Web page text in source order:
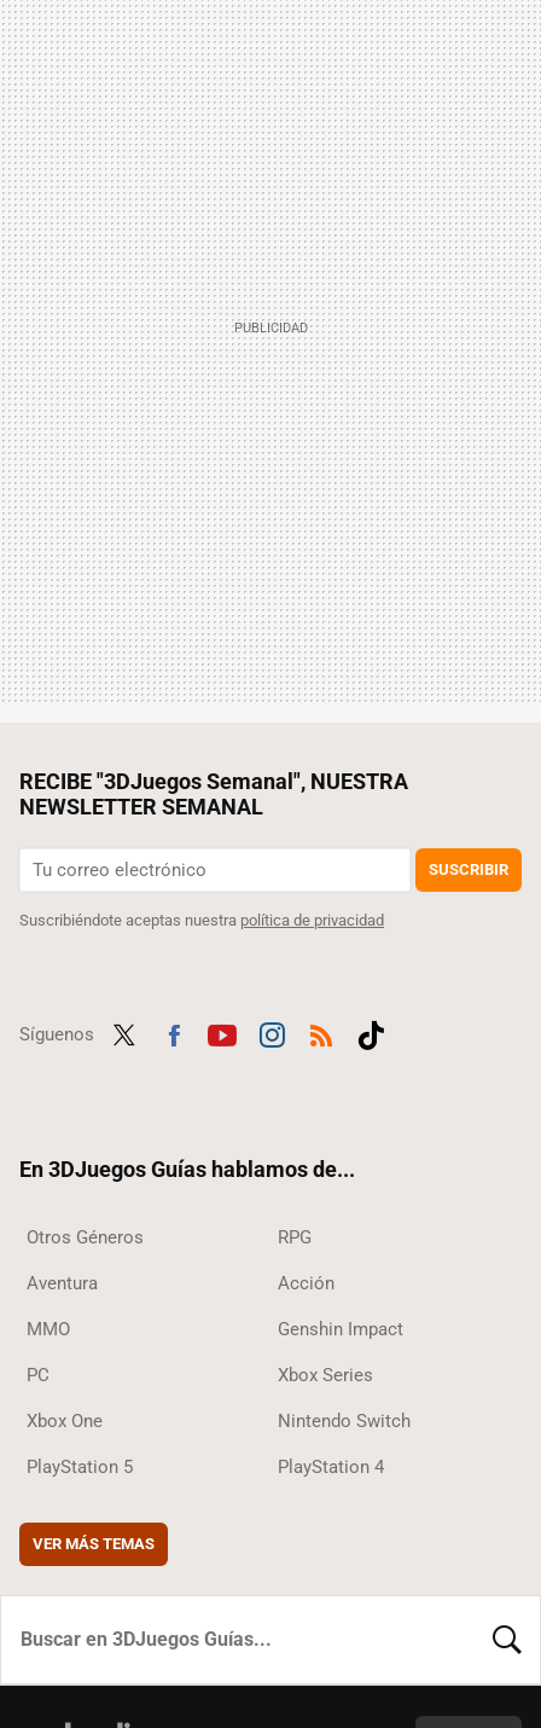
RECIBE "3DJuegos Semanal", NUESTRA
NEWSLETTER SEMANAL
SUSCRIBIR
Suscribiéndote aceptas nuestra política de privacidad
Síguenos
En 3DJuegos Guías hablamos de...
Otros Géneros RPG
Aventura Acción
MMO Genshin Impact
PC Xbox Series
Xbox One Nintendo Switch
PlayStation 5 PlayStation 4
VER MÁS TEMAS